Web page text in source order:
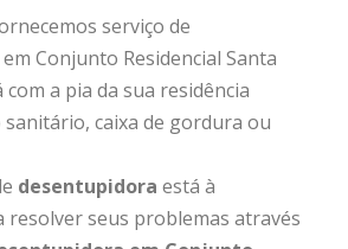
serviço de
Conjunto Residencial Santa
a pia da sua residência
sanitário, caixa de gordura ou
desentupidora está à
resolver seus problemas através